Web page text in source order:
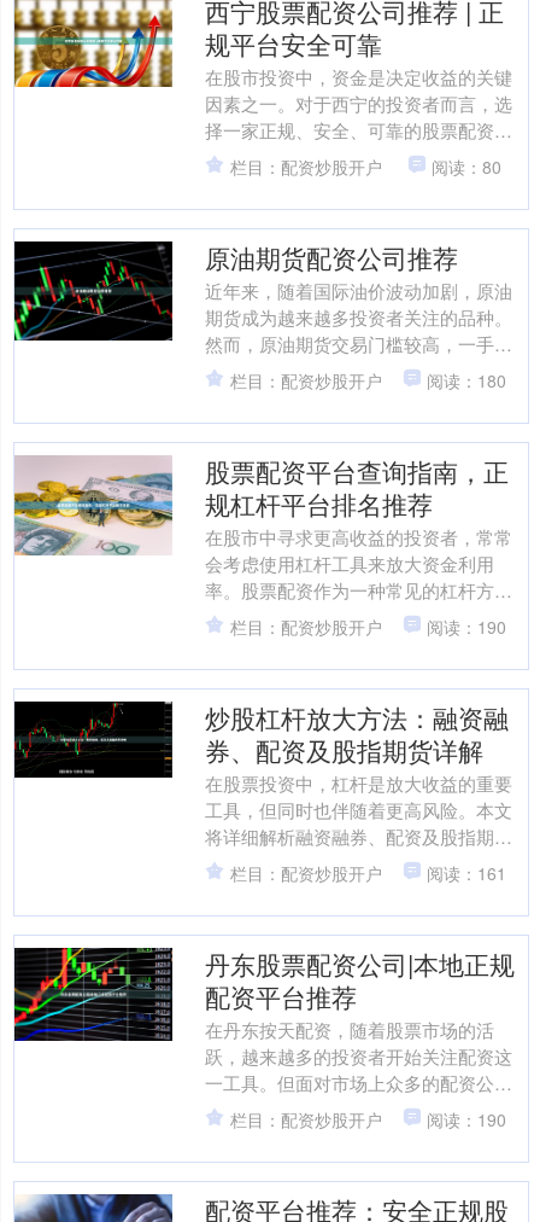
西宁股票配资公司推荐 | 正
规平台安全可靠
在股市投资中，资金是决定收益的关键
因素之一。对于西宁的投资者而言，选
择一家正规、安全、可靠的股票配资公
司，不仅能放大资金使用效率，还能有
效规避潜在风险。本文将为....
栏目：配资炒股开户 阅读：80
原油期货配资公司推荐
近年来，随着国际油价波动加剧，原油
期货成为越来越多投资者关注的品种。
然而，原油期货交易门槛较高，一手合
约动辄数万元保证金，让不少中小投资
者望而却步。原油期货配资....
栏目：配资炒股开户 阅读：180
股票配资平台查询指南，正
规杠杆平台排名推荐
在股市中寻求更高收益的投资者，常常
会考虑使用杠杆工具来放大资金利用
率。股票配资作为一种常见的杠杆方
式，能够帮助投资者在行情向好时扩大
盈利。然而，市场上配资平台众....
栏目：配资炒股开户 阅读：190
炒股杠杆放大方法：融资融
券、配资及股指期货详解
在股票投资中，杠杆是放大收益的重要
工具，但同时也伴随着更高风险。本文
将详细解析融资融券、配资及股指期货
三种主流杠杆放大方法，帮助投资者了
解其运作机制与适用场景。....
栏目：配资炒股开户 阅读：161
丹东股票配资公司|本地正规
配资平台推荐
在丹东按天配资，随着股票市场的活
跃，越来越多的投资者开始关注配资这
一工具。但面对市场上众多的配资公
司，如何选择一家正规、可靠的平台，
成为许多股民关心的问题。本文....
栏目：配资炒股开户 阅读：190
配资平台推荐：安全正规股